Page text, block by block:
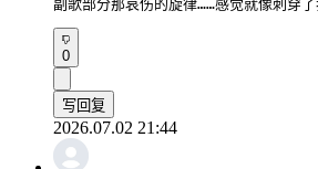
副歌部分那哀伤的旋律……感觉就像刺穿了
0
写回复
2026.07.02 21:44